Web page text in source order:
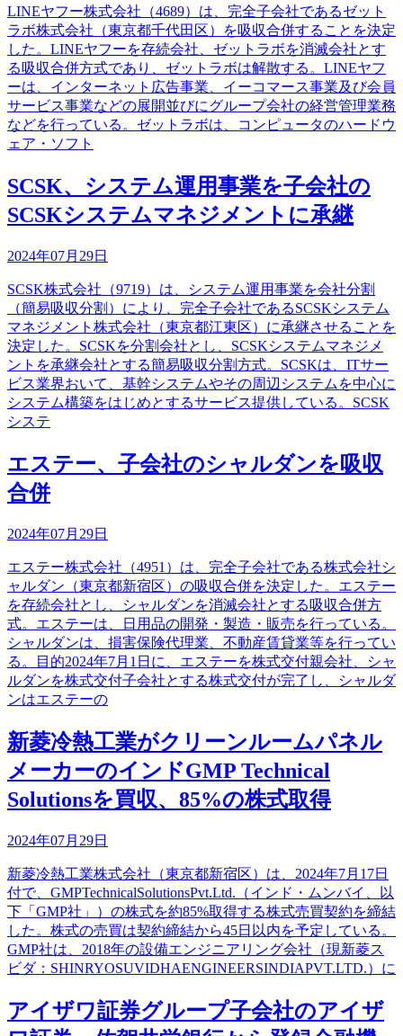
LINEヤフー株式会社（4689）は、完全子会社であるゼット
ラボ株式会社（東京都千代田区）を吸収合併することを決定
した。LINEヤフーを存続会社、ゼットラボを消滅会社とす
る吸収合併方式であり、ゼットラボは解散する。LINEヤフ
ーは、インターネット広告事業、イーコマース事業及び会員
サービス事業などの展開並びにグループ会社の経営管理業務
などを行っている。ゼットラボは、コンピュータのハードウ
ェア・ソフト
SCSK、システム運用事業を子会社の
SCSKシステムマネジメントに承継
2024年07月29日
SCSK株式会社（9719）は、システム運用事業を会社分割
（簡易吸収分割）により、完全子会社であるSCSKシステム
マネジメント株式会社（東京都江東区）に承継させることを
決定した。SCSKを分割会社とし、SCSKシステムマネジメ
ントを承継会社とする簡易吸収分割方式。SCSKは、ITサー
ビス業界おいて、基幹システムやその周辺システムを中心に
システム構築をはじめとするサービス提供している。SCSK
システ
エステー、子会社のシャルダンを吸収
合併
2024年07月29日
エステー株式会社（4951）は、完全子会社である株式会社シ
ャルダン（東京都新宿区）の吸収合併を決定した。エステー
を存続会社とし、シャルダンを消滅会社とする吸収合併方
式。エステーは、日用品の開発・製造・販売を行っている。
シャルダンは、損害保険代理業、不動産賃貸業等を行ってい
る。目的2024年7月1日に、エステーを株式交付親会社、シャ
ルダンを株式交付子会社とする株式交付が完了し、シャルダ
ンはエステーの
新菱冷熱工業がクリーンルームパネル
メーカーのインドGMP Technical
Solutionsを買収、85%の株式取得
2024年07月29日
新菱冷熱工業株式会社（東京都新宿区）は、2024年7月17日
付で、GMPTechnicalSolutionsPvt.Ltd.（インド・ムンバイ、以
下「GMP社」）の株式を約85%取得する株式売買契約を締結
した。株式の売買は契約締結から45日以内を予定している。
GMP社は、2018年の設備エンジニアリング会社（現新菱ス
ビダ：SHINRYOSUVIDHAENGINEERSINDIAPVT.LTD.）に
アイザワ証券グループ子会社のアイザ